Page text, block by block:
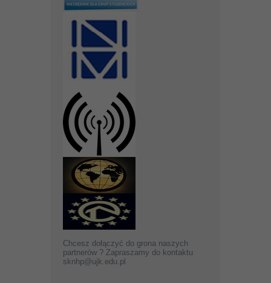
Chcesz dołączyć do grona naszych
partnerów ? Zapraszamy do kontaktu
sknhp@ujk.edu.pl